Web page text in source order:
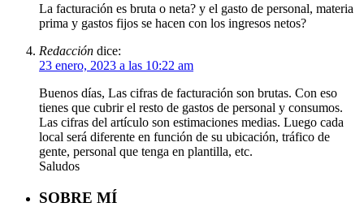
La facturación es bruta o neta? y el gasto de personal, materia
prima y gastos fijos se hacen con los ingresos netos?
Redacción dice:
23 enero, 2023 a las 10:22 am
Buenos días, Las cifras de facturación son brutas. Con eso
tienes que cubrir el resto de gastos de personal y consumos.
Las cifras del artículo son estimaciones medias. Luego cada
local será diferente en función de su ubicación, tráfico de
gente, personal que tenga en plantilla, etc.
Saludos
SOBRE MÍ